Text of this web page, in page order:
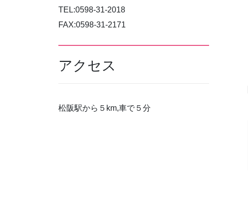
TEL:0598-31-2018
FAX:0598-31-2171
アクセス
松阪駅から５km,車で５分